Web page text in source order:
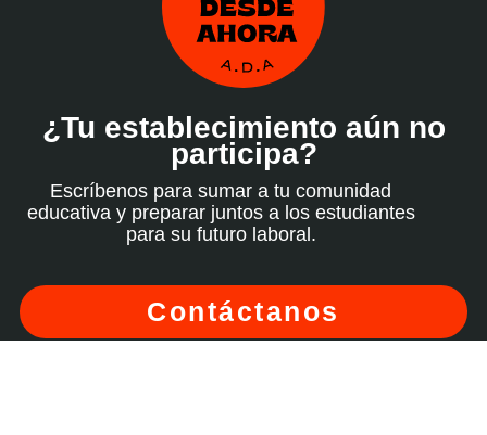
¿Tu establecimiento aún no
participa?
Escríbenos para sumar a tu comunidad
educativa y preparar juntos a los estudiantes
para su futuro laboral.
Contáctanos